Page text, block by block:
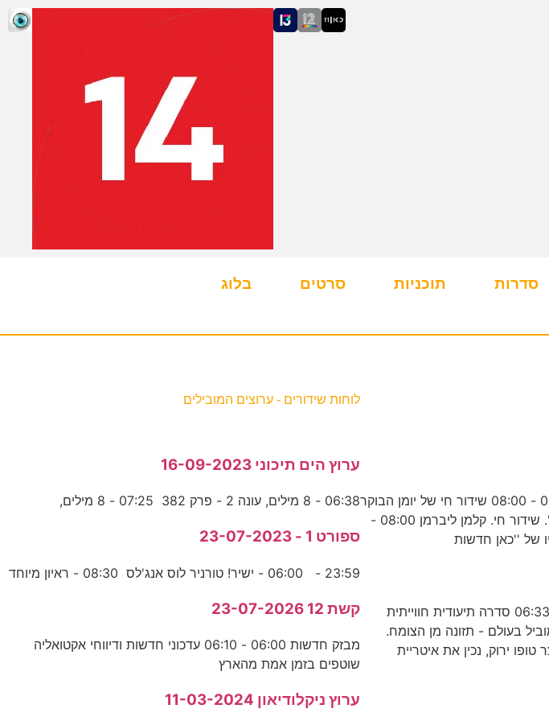
סדרות תוכניות סרטים בלוג
הבוקר הזה - עם אריה גולן 06:04 - 08:00 שידור חי של יומן הבוקר
מ''כאן חדשות ברשת ב''. כ' סמ'. שידור חי. קלמן ליברמן 08:00 -
אוכל מהצומח - 5. סין 06:00 - 06:33 סדרה תיעודית חווייתית
בעולם - תזונה מן הצומח.
ירוק, נכין את איטריית
לוחות שידורים - ערוצים המובילים
ערוץ הים תיכוני 16-09-2023
06:38 - 8 מילים, עונה 2 - פרק 382 07:25 - 8 מילים,
ספורט 1 - 23-07-2023
23:59 - 06:00 - ישיר! טורניר לוס אנג'לס 08:30 - ראיון מיוחד
קשת 12 23-07-2026
מבזק חדשות 06:00 - 06:10 עדכוני חדשות ודיווחי אקטואליה
שוטפים בזמן אמת מהארץ
ערוץ ניקלודיאון 11-03-2024